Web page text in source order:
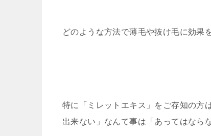
どのような方法で薄毛や抜け毛に効果
特に「ミレットエキス」をご存知の方
出来ない」なんて事は「あってはなら